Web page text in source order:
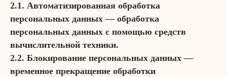
2.1. Автоматизированная обработка
персональных данных — обработка
персональных данных с помощью средств
вычислительной техники.
2.2. Блокирование персональных данных —
временное прекращение обработки